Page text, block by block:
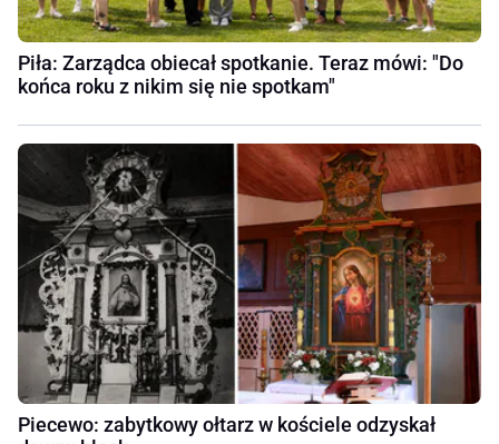
Piła: Zarządca obiecał spotkanie. Teraz mówi: "Do
końca roku z nikim się nie spotkam"
Piecewo: zabytkowy ołtarz w kościele odzyskał